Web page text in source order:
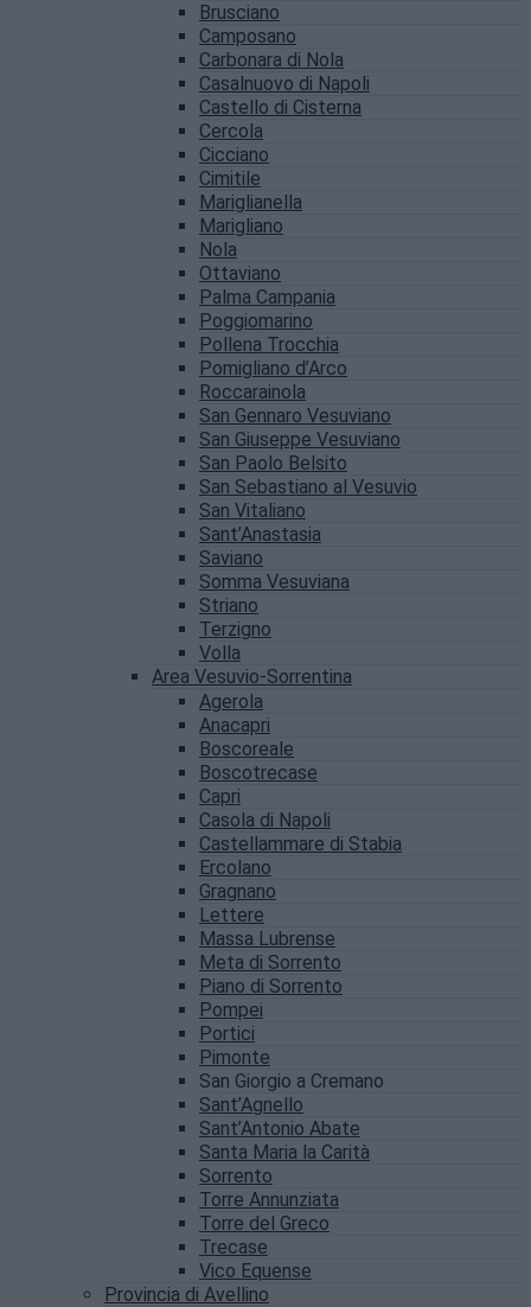
Brusciano
Camposano
Carbonara di Nola
Casalnuovo di Napoli
Castello di Cisterna
Cercola
Cicciano
Cimitile
Mariglianella
Marigliano
Nola
Ottaviano
Palma Campania
Poggiomarino
Pollena Trocchia
Pomigliano d’Arco
Roccarainola
San Gennaro Vesuviano
San Giuseppe Vesuviano
San Paolo Belsito
San Sebastiano al Vesuvio
San Vitaliano
Sant’Anastasia
Saviano
Somma Vesuviana
Striano
Terzigno
Volla
Area Vesuvio-Sorrentina
Agerola
Anacapri
Boscoreale
Boscotrecase
Capri
Casola di Napoli
Castellammare di Stabia
Ercolano
Gragnano
Lettere
Massa Lubrense
Meta di Sorrento
Piano di Sorrento
Pompei
Portici
Pimonte
San Giorgio a Cremano
Sant’Agnello
Sant’Antonio Abate
Santa Maria la Carità
Sorrento
Torre Annunziata
Torre del Greco
Trecase
Vico Equense
Provincia di Avellino